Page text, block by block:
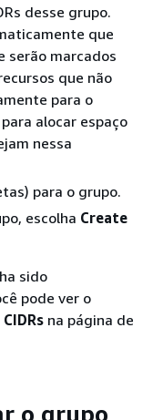
desse grupo.
que
serão marcados
que não
para o
alocar espaço
nessa
para o grupo.
escolha Create
sido
pode ver o
CIDRs na página de
o grupo